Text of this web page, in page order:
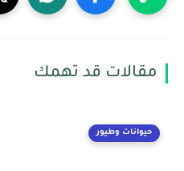
مقالات قد تهمك
حيوانات وطيور